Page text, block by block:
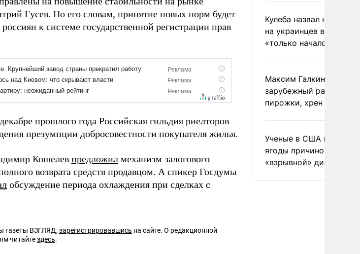
Гусев. По его словам, принятие новых норм будет
к системе государственной регистрации прав
прошлого года Российская гильдия риелторов
презумпции добросовестности покупателя жилья.
Кошелев предложил механизм залогового
возврата средств продавцом. А спикер Госдумы
обсуждение периода охлаждения при сделках с
газеты ВЗГЛЯД, зарегистрировавшись на сайте. О редакционной
читайтездесь.
Кулеба назвал
на украинцев в Польше
«только началом»
Максим Галкин
зарубежный райдер
пирожки, хрен и морс
Ученые в США назвали
ягоды причиной
«взрывной» диареи